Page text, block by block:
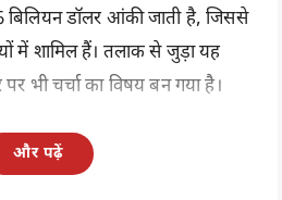
बिलियन डॉलर आंकी जाती है, जिससे
में शामिल हैं। तलाक से जुड़ा यह
पर भी चर्चा का विषय बन गया है।
और पढ़ें